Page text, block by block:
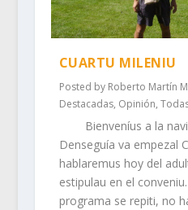
CUARTU MILENIU
Posted by Roberto Martín
Destacadas, Opinión,
Bienveníus a la navi
Denseguía va empezal
hablaremus hoy del
estipulau en el
programa se repiti, no